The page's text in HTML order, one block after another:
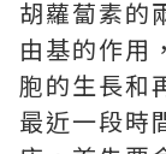
胡蘿蔔素的
由基的作用
胞的生長和
最近一段時